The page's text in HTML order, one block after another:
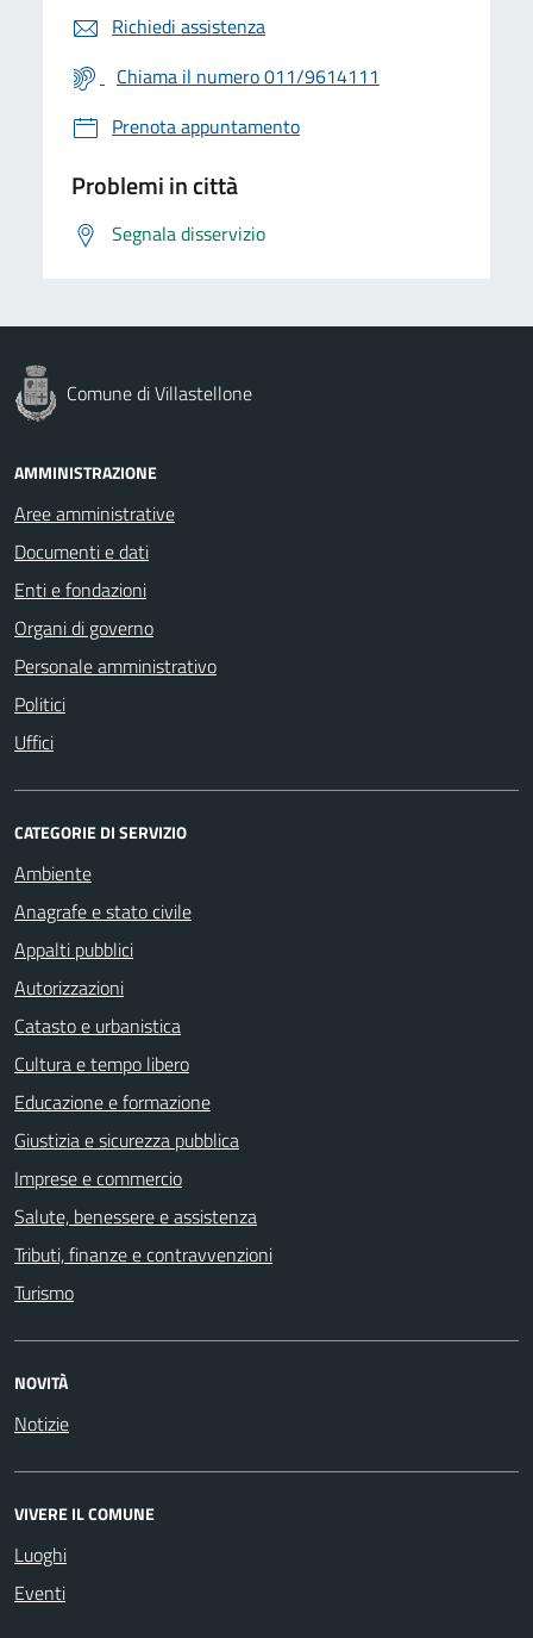
Richiedi assistenza
Chiama il numero 011/9614111
Prenota appuntamento
Problemi in città
Segnala disservizio
Comune di Villastellone
AMMINISTRAZIONE
Aree amministrative
Documenti e dati
Enti e fondazioni
Organi di governo
Personale amministrativo
Politici
Uffici
CATEGORIE DI SERVIZIO
Ambiente
Anagrafe e stato civile
Appalti pubblici
Autorizzazioni
Catasto e urbanistica
Cultura e tempo libero
Educazione e formazione
Giustizia e sicurezza pubblica
Imprese e commercio
Salute, benessere e assistenza
Tributi, finanze e contravvenzioni
Turismo
NOVITÀ
Notizie
VIVERE IL COMUNE
Luoghi
Eventi